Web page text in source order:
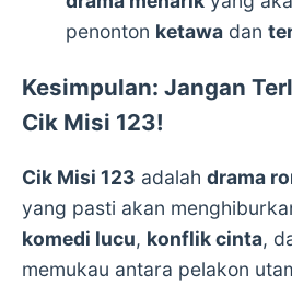
penonton ketawa dan
Kesimpulan: Jangan
Cik Misi 123!
Cik Misi 123 adalah drama
yang pasti akan
komedi lucu, konflik cinta,
memukau antara pelakon